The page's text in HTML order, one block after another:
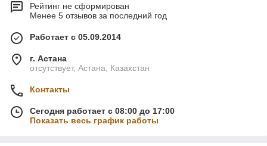
Рейтинг не сформирован
Менее 5 отзывов за последний год
Работает с 05.09.2014
г. Астана
отсутствует, Астана, Казахстан
Контакты
Сегодня работает с 08:00 до 17:00
Показать весь график работы